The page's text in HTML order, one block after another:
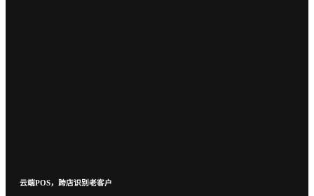
云端POS，跨店识别老客户